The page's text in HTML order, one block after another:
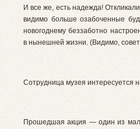
И все же, есть надежда!
видимо больше озабоченные
новогоднему беззаботно
в нынешней жизни. (Видимо,
Сотрудница музея интересуется
Прошедшая акция — один из